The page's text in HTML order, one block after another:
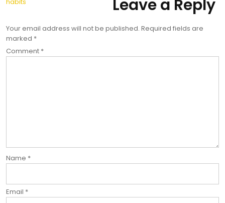
Leave a Reply
Your email address will not be published. Required fields are
marked *
Comment *
Name *
Email *